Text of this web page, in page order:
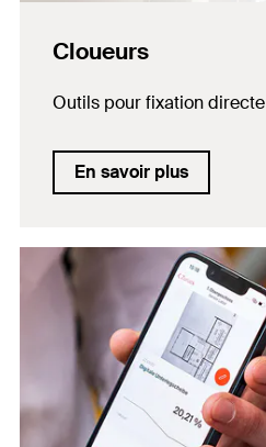
Cloueurs
Outils pour fixation directe
En savoir plus